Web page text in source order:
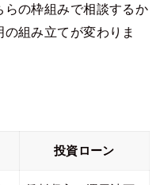
の枠組みで相談するか
組み立てが変わりま
投資ローン